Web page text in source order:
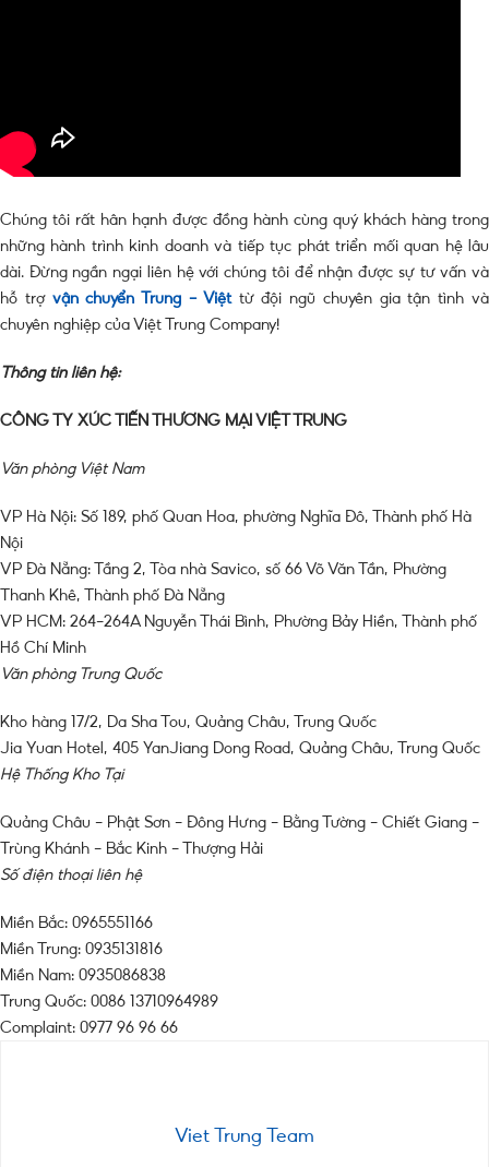
Chúng tôi rất hân hạnh được đồng hành cùng quý khách hàng trong
những hành trình kinh doanh và tiếp tục phát triển mối quan hệ lâu
dài. Đừng ngần ngại liên hệ với chúng tôi để nhận được sự tư vấn và
hỗ trợ vận chuyển Trung – Việttừ đội ngũ chuyên gia tận tình và
chuyên nghiệp của Việt Trung Company!
Thông tin liên hệ:
CÔNG TY XÚC TIẾN THƯƠNG MẠI VIỆT TRUNG
Văn phòng Việt Nam
VP Hà Nội: Số 189, phố Quan Hoa, phường Nghĩa Đô, Thành phố Hà
Nội
VP Đà Nẵng: Tầng 2, Tòa nhà Savico, số 66 Võ Văn Tần, Phường
Thanh Khê, Thành phố Đà Nẵng
VP HCM: 264-264A Nguyễn Thái Bình, Phường Bảy Hiền, Thành phố
Hồ Chí Minh
Văn phòng Trung Quốc
Kho hàng 17/2, Da Sha Tou, Quảng Châu, Trung Quốc
Jia Yuan Hotel, 405 YanJiang Dong Road, Quảng Châu, Trung Quốc
Hệ Thống Kho Tại
Quảng Châu – Phật Sơn – Đông Hưng – Bằng Tường – Chiết Giang –
Trùng Khánh – Bắc Kinh – Thượng Hải
Số điện thoại liên hệ
Miền Bắc: 0965551166
Miền Trung: 0935131816
Miền Nam: 0935086838
Trung Quốc: 0086 13710964989
Complaint: 0977 96 96 66
Viet Trung Team